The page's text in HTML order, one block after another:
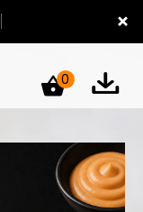
×
0